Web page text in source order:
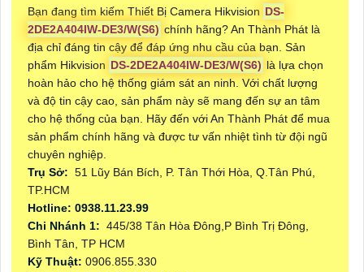
Bạn đang tìm kiếm Thiết Bị Camera Hikvision DS-
2DE2A404IW-DE3/W(S6) chính hãng? An Thành Phát là
địa chỉ đáng tin cậy để đáp ứng nhu cầu của bạn. Sản
phẩm Hikvision DS-2DE2A404IW-DE3/W(S6) là lựa chọn
hoàn hảo cho hệ thống giám sát an ninh. Với chất lượng
và độ tin cậy cao, sản phẩm này sẽ mang đến sự an tâm
cho hệ thống của bạn. Hãy đến với An Thành Phát để mua
sản phẩm chính hãng và được tư vấn nhiệt tình từ đội ngũ
chuyên nghiệp.
Trụ Sở: 51 Lũy Bán Bích, P. Tân Thới Hòa, Q.Tân Phú,
TP.HCM
Hotline: 0938.11.23.99
Chi Nhánh 1: 445/38 Tân Hòa Đông,P Bình Trị Đông,
Bình Tân, TP HCM
Kỹ Thuật: 0906.855.330